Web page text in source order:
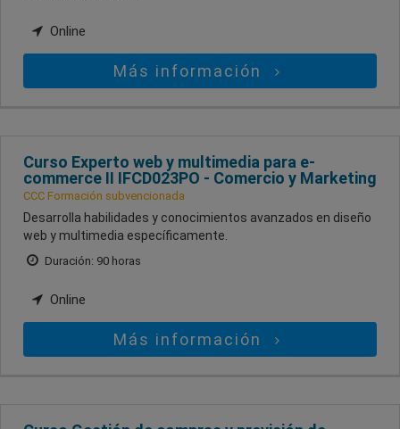
Online
Más información
Curso Experto web y multimedia para e-
commerce II IFCD023PO - Comercio y Marketing
CCC Formación subvencionada
Desarrolla habilidades y conocimientos avanzados en diseño
web y multimedia específicamente.
Duración: 90 horas
Online
Más información